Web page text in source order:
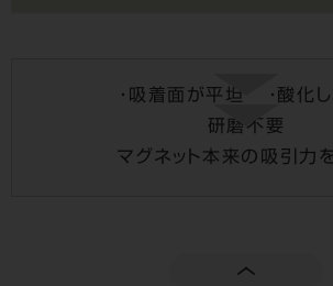
・吸着面が平坦
・酸化
研磨不要
マグネット本来の吸引力